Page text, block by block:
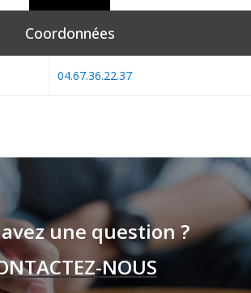
Coordonnées
04.67.36.22.37
une question ?
NOUS